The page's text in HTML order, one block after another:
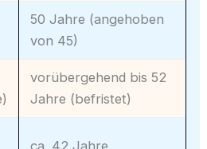
50 Jahre (angehoben
von 45)
vorübergehend bis 52
Jahre (befristet)
ca. 42 Jahre